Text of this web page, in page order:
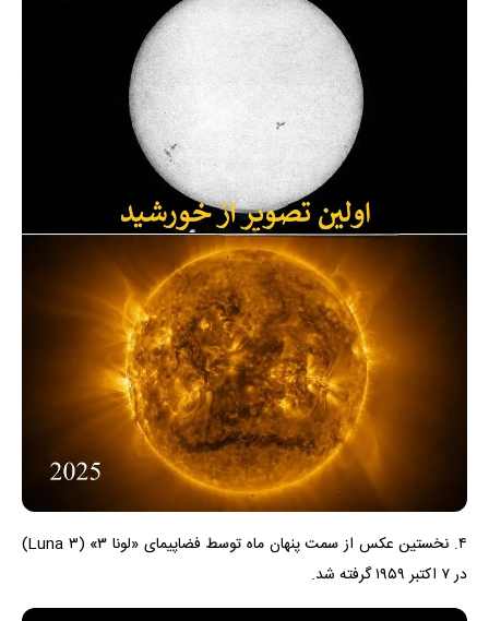
۴. نخستین عکس از سمت پنهان ماه توسط فضاپیمای «لونا ۳» (Luna ۳)
در ۷ اکتبر ۱۹۵۹ گرفته شد.